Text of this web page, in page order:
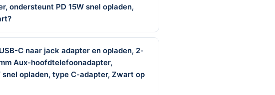
ondersteunt PD 15W snel opladen,
C naar jack adapter en opladen, 2-
Aux-hoofdtelefoonadapter,
snel opladen, type C-adapter, Zwart op